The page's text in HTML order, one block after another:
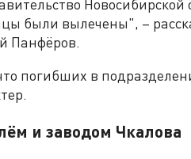
были вылечены", –
Панфёров.
погибших в
и заводом Чкалова